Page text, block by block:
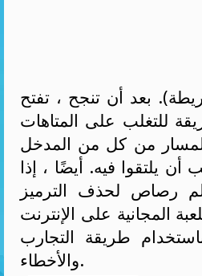
بعد أن تنجح ، تفتح
للتغلب على المتاهات
من كل من المدخل
أن يلتقوا فيه. أيضًا ، إذا
رصاص لحذف الترميز
المجانية على الإنترنت
طريقة التجارب
والأخطاء.